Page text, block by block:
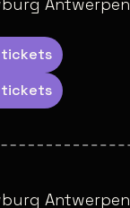
tickets
tickets
Antwerpen